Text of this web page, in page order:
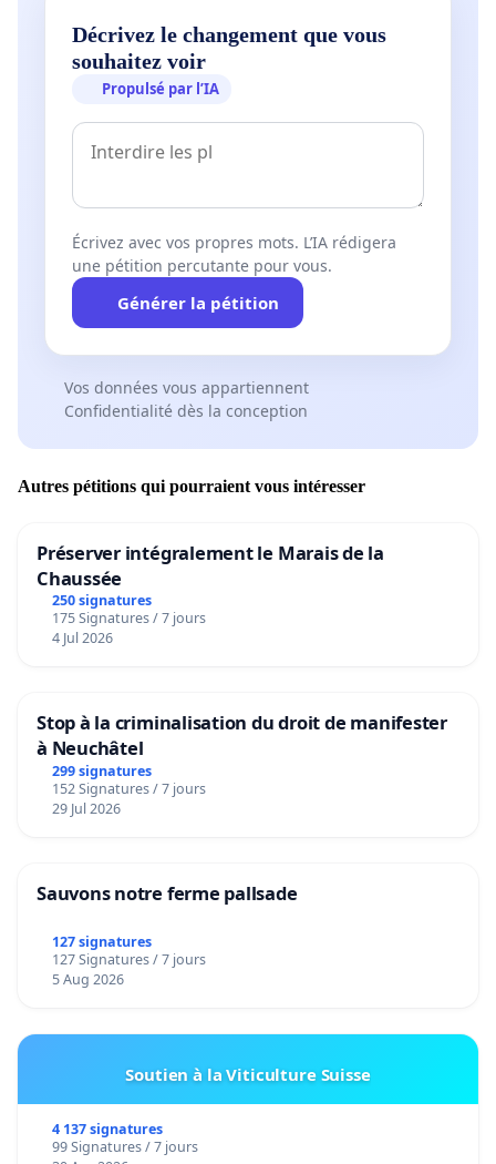
Décrivez le changement que vous
souhaitez voir
Propulsé par l’IA
Écrivez avec vos propres mots. L’IA rédigera
une pétition percutante pour vous.
Générer la pétition
Vos données vous appartiennent
Confidentialité dès la conception
Autres pétitions qui pourraient vous intéresser
Préserver intégralement le Marais de la
Chaussée
250 signatures
175 Signatures / 7 jours
4 Jul 2026
Stop à la criminalisation du droit de manifester
à Neuchâtel
299 signatures
152 Signatures / 7 jours
29 Jul 2026
Sauvons notre ferme pallsade
127 signatures
127 Signatures / 7 jours
5 Aug 2026
Soutien à la Viticulture Suisse
4 137 signatures
99 Signatures / 7 jours